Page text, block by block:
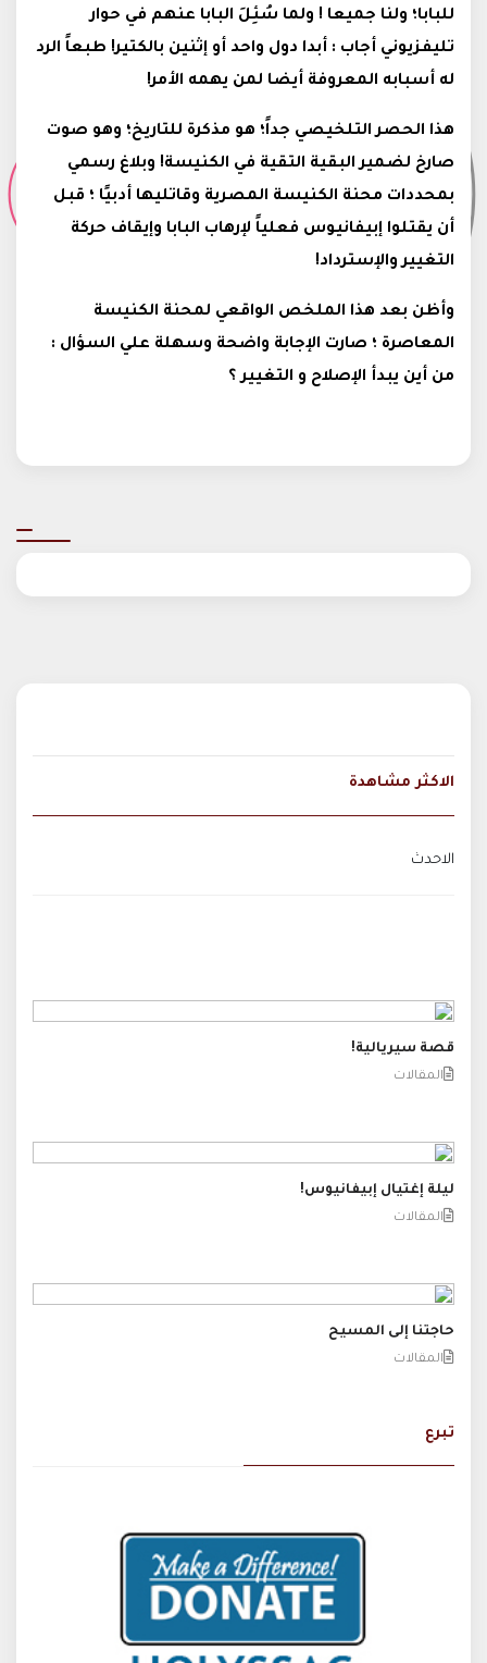
للبابا؛ ولنا جميعا ! ولما سُئِلَ البابا عنهم في حوار
تليفزيوني أجاب : أبدا دول واحد أو إثنين بالكتير! طبعاً الرد
له أسبابه المعروفة أيضا لمن يهمه الأمر!
هذا الحصر التلخيصي جداً؛ هو مذكرة للتاريخ؛ وهو صوت
صارخ لضمير البقية التقية في الكنيسة! وبلاغ رسمي
بمحددات محنة الكنيسة المصرية وقاتليها أدبيًا ؛ قبل
أن يقتلوا إبيفانيوس فعلياً لإرهاب البابا وإيقاف حركة
التغيير والإسترداد!
وأظن بعد هذا الملخص الواقعي لمحنة الكنيسة
المعاصرة ؛ صارت الإجابة واضحة وسهلة علي السؤال :
من أين يبدأ الإصلاح و التغيير ؟
الاكثر مشاهدة
الاحدث
قصة سيريالية!
المقالات
ليلة إغتيال إبيفانيوس!
المقالات
حاجتنا إلى المسيح
المقالات
تبرع